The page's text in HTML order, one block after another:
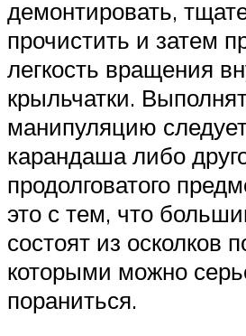
демонтировать,
прочистить и затем
легкость вращения
крыльчатки.
манипуляцию
карандаша либо
продолговатого
это с тем, что
состоят из осколков
которыми можно
пораниться.